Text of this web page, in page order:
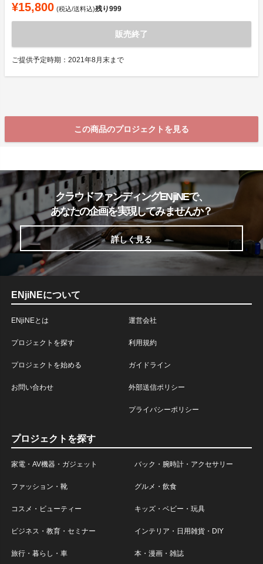
¥15,800 (税込/送料込)残り999
販売終了
ご提供予定時期：2021年8月末まで
この商品のプロジェクトを見る
クラウドファンディングENjiNEで、
あなたの企画を実現してみませんか？
詳しく見る
ENjiNEについて
ENjiNEとは
プロジェクトを探す
プロジェクトを始める
お問い合わせ
運営会社
利用規約
ガイドライン
外部送信ポリシー
プライバシーポリシー
プロジェクトを探す
家電・AV機器・ガジェット バック・腕時計・アクセサリー
ファッション・靴 グルメ・飲食
コスメ・ビューティー キッズ・ベビー・玩具
ビジネス・教育・セミナー インテリア・日用雑貨・DIY
旅行・暮らし・車 本・漫画・雑誌